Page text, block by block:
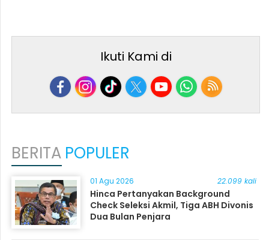
Ikuti Kami di
BERITA POPULER
01 Agu 2026 22.099 kali
Hinca Pertanyakan Background
Check Seleksi Akmil, Tiga ABH Divonis
Dua Bulan Penjara